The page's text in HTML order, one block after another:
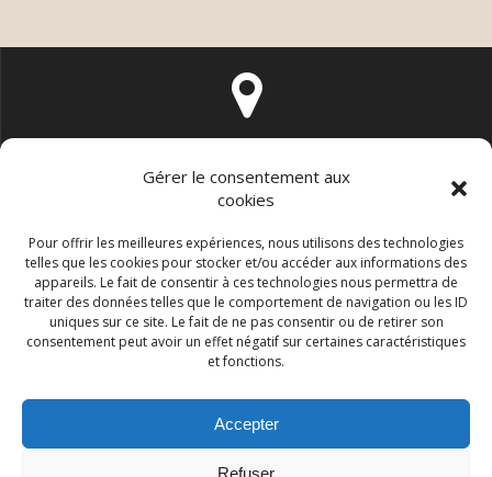
Gérer le consentement aux
cookies
Pour offrir les meilleures expériences, nous utilisons des technologies
telles que les cookies pour stocker et/ou accéder aux informations des
appareils. Le fait de consentir à ces technologies nous permettra de
traiter des données telles que le comportement de navigation ou les ID
uniques sur ce site. Le fait de ne pas consentir ou de retirer son
consentement peut avoir un effet négatif sur certaines caractéristiques
et fonctions.
Accepter
Refuser
mjphoto62@gmail.com jopsbrouard.marie@gmail.com
0674207488